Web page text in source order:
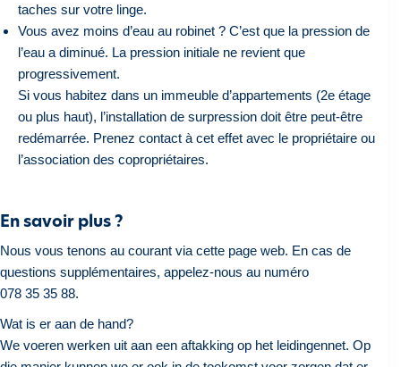
taches sur votre linge.
Vous avez moins d’eau au robinet ? C’est que la pression de
l’eau a diminué. La pression initiale ne revient que
progressivement.
Si vous habitez dans un immeuble d’appartements (2e étage
ou plus haut), l’installation de surpression doit être peut-être
redémarrée. Prenez contact à cet effet avec le propriétaire ou
l’association des copropriétaires.
En savoir plus ?
Nous vous tenons au courant via cette page web. En cas de
questions supplémentaires, appelez-nous au numéro
078 35 35 88.
Wat is er aan de hand?
We voeren werken uit aan een aftakking op het leidingennet. Op